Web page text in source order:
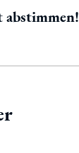
abstimmen!